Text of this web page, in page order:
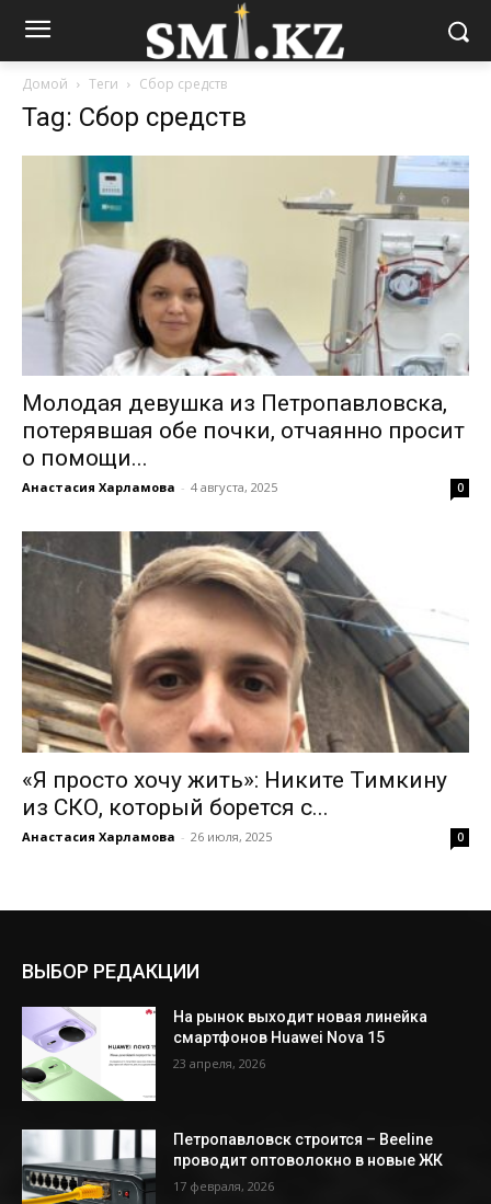
Домой Теги Сбор средств
Tag: Сбор средств
Молодая девушка из Петропавловска,
потерявшая обе почки, отчаянно просит
о помощи...
Анастасия Харламова - 4 августа, 2025 0
«Я просто хочу жить»: Никите Тимкину
из СКО, который борется с...
Анастасия Харламова - 26 июля, 2025 0
ВЫБОР РЕДАКЦИИ
На рынок выходит новая линейка
смартфонов Huawei Nova 15
23 апреля, 2026
Петропавловск строится – Beeline
проводит оптоволокно в новые ЖК
17 февраля, 2026